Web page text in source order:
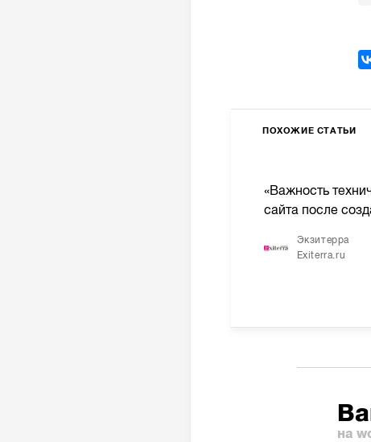
ПОХОЖИЕ СТАТЬИ
«Важность
сайта после
Экзитерра
Exiterra.ru
на